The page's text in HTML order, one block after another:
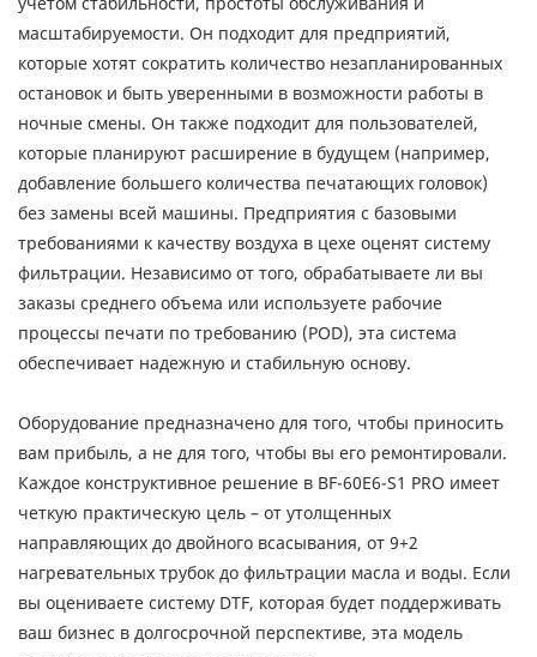
масштабируемости. Он подходит для предприятий,
которые хотят сократить количество незапланированных
остановок и быть уверенными в возможности работы в
ночные смены. Он также подходит для пользователей,
которые планируют расширение в будущем (например,
добавление большего количества печатающих головок)
без замены всей машины. Предприятия с базовыми
требованиями к качеству воздуха в цехе оценят систему
фильтрации. Независимо от того, обрабатываете ли вы
заказы среднего объема или используете рабочие
процессы печати по требованию (POD), эта система
обеспечивает надежную и стабильную основу.
Оборудование предназначено для того, чтобы приносить
вам прибыль, а не для того, чтобы вы его ремонтировали.
Каждое конструктивное решение в BF-60E6-S1 PRO имеет
четкую практическую цель – от утолщенных
направляющих до двойного всасывания, от 9+2
нагревательных трубок до фильтрации масла и воды. Если
вы оцениваете систему DTF, которая будет поддерживать
ваш бизнес в долгосрочной перспективе, эта модель